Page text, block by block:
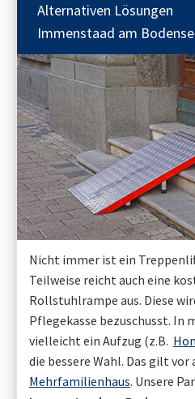
Alternativen Lösungen
Immenstaad am
Nicht immer ist ein
Teilweise reicht auch eine
Rollstuhlrampe aus. Diese
Pflegekasse bezuschusst. In
vielleicht ein Aufzug (z.B.
die bessere Wahl. Das gilt vor
Mehrfamilienhaus. Unsere